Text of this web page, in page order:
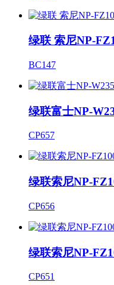
绿联 索尼NP-
BC147
绿联富士NP-
CP657
绿联索尼NP-
CP656
绿联索尼NP-
CP651